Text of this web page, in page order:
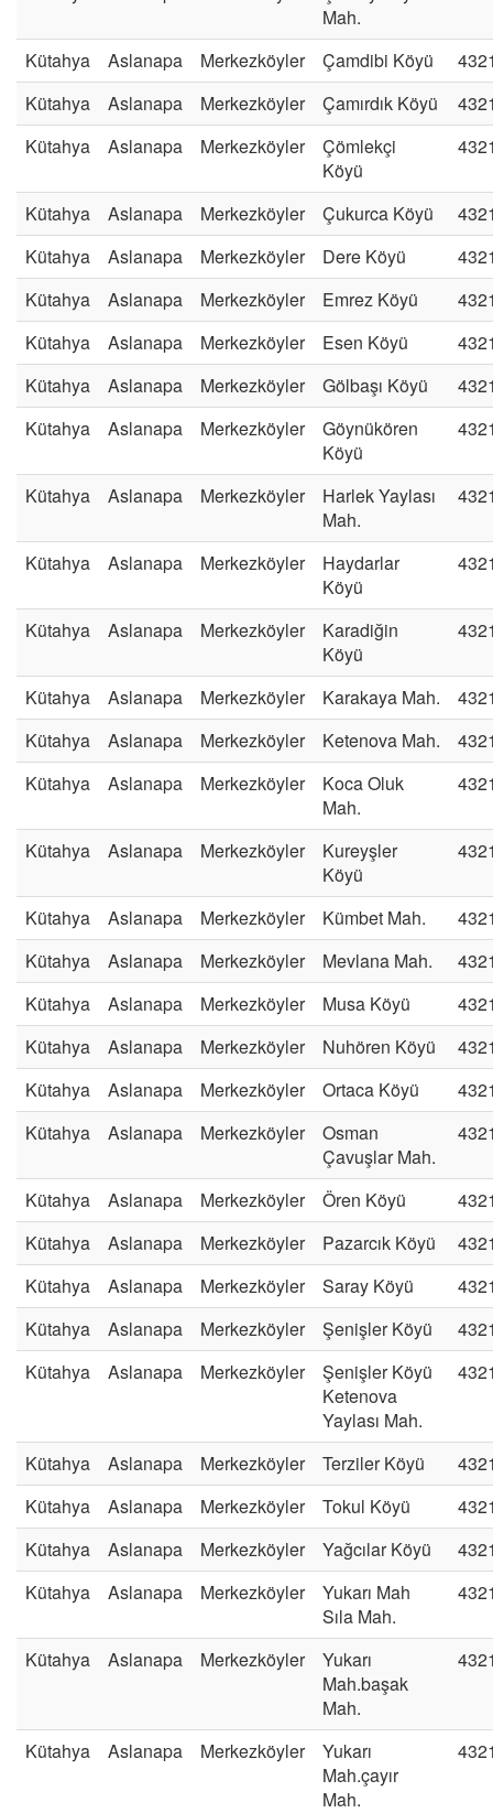
Mah.
Kütahya Aslanapa Merkezköyler Çamdibi Köyü
Kütahya
Aslanapa Merkezköyler Çamırdık Köyü
Kütahya
Aslanapa Merkezköyler
Çömlekçi
Köyü
Kütahya Aslanapa Merkezköyler Çukurca Köyü
Kütahya
Aslanapa Merkezköyler Dere Köyü
Kütahya
Aslanapa Merkezköyler Emrez Köyü
Kütahya
Aslanapa Merkezköyler Esen Köyü
Kütahya
Aslanapa Merkezköyler Gölbaşı Köyü
Kütahya
Aslanapa Merkezköyler
Göynükören
Köyü
Kütahya Aslanapa Merkezköyler
Harlek Yaylası
Mah.
Kütahya Aslanapa Merkezköyler
Haydarlar
Köyü
Kütahya Aslanapa Merkezköyler
Karadiğin
Köyü
Kütahya Aslanapa Merkezköyler Karakaya Mah.
Kütahya
Aslanapa Merkezköyler Ketenova Mah.
Kütahya
Aslanapa Merkezköyler
Koca Oluk
Mah.
Kütahya Aslanapa Merkezköyler
Kureyşler
Köyü
Kütahya Aslanapa Merkezköyler Kümbet Mah.
Kütahya
Aslanapa Merkezköyler Mevlana Mah.
Kütahya
Aslanapa Merkezköyler Musa Köyü
Kütahya
Aslanapa Merkezköyler Nuhören Köyü
Kütahya
Aslanapa Merkezköyler Ortaca Köyü
Kütahya
Aslanapa Merkezköyler
Osman
Çavuşlar Mah.
Kütahya Aslanapa Merkezköyler Ören Köyü
Kütahya
Aslanapa Merkezköyler Pazarcık Köyü
Kütahya
Aslanapa Merkezköyler Saray Köyü
Kütahya
Aslanapa Merkezköyler Şenişler Köyü
Kütahya
Aslanapa Merkezköyler
Şenişler Köyü
Ketenova
Yaylası Mah.
Kütahya Aslanapa Merkezköyler Terziler Köyü
Kütahya
Aslanapa Merkezköyler Tokul Köyü
Kütahya
Aslanapa Merkezköyler Yağcılar Köyü
Kütahya
Aslanapa Merkezköyler
Yukarı Mah
Sıla Mah.
Kütahya Aslanapa Merkezköyler
Yukarı
Mah.başak
Mah.
Kütahya Aslanapa Merkezköyler
Yukarı
Mah.çayır
Mah.